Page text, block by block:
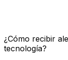
¿Cómo recibir
tecnología?